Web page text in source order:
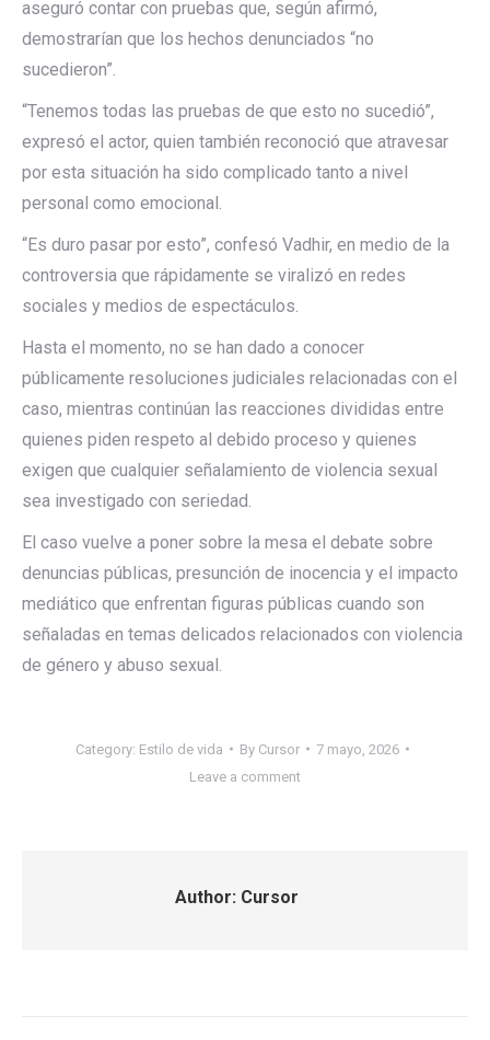
aseguró contar con pruebas que, según afirmó,
demostrarían que los hechos denunciados “no
sucedieron”.
“Tenemos todas las pruebas de que esto no sucedió”,
expresó el actor, quien también reconoció que atravesar
por esta situación ha sido complicado tanto a nivel
personal como emocional.
“Es duro pasar por esto”, confesó Vadhir, en medio de la
controversia que rápidamente se viralizó en redes
sociales y medios de espectáculos.
Hasta el momento, no se han dado a conocer
públicamente resoluciones judiciales relacionadas con el
caso, mientras continúan las reacciones divididas entre
quienes piden respeto al debido proceso y quienes
exigen que cualquier señalamiento de violencia sexual
sea investigado con seriedad.
El caso vuelve a poner sobre la mesa el debate sobre
denuncias públicas, presunción de inocencia y el impacto
mediático que enfrentan figuras públicas cuando son
señaladas en temas delicados relacionados con violencia
de género y abuso sexual.
Category: Estilo de vida By Cursor
7 mayo, 2026
Leave a comment
Author: Cursor